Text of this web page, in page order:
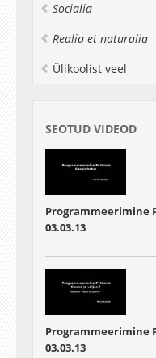
Socialia
Realia et naturalia
Ülikoolist veel
SEOTUD VIDEOD
Programmeerimine
03.03.13
Programmeerimine
03.03.13